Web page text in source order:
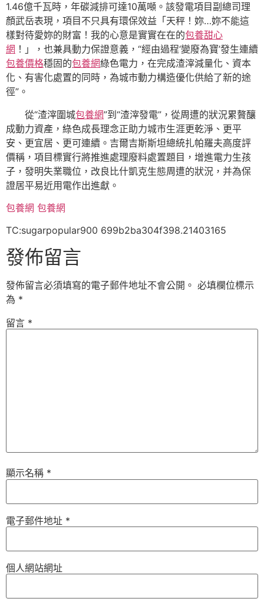
1.46億千瓦時，年碳減排可達10萬噸。該發電項目副總司理
顏武岳表現，項目不只具有環保效益「天秤！妳…妳不能這
樣對待愛妳的財富！我的心意是實實在在的包養甜心
網 ！」，也兼具動力保證意義，“經由過程‘變廢為寶’發生連續
包養價格穩固的包養網綠色電力，在完成渣滓減量化、資本
化、有害化處置的同時，為城市動力構造優化供給了新的途
徑”。
從“渣滓圍城包養網”到“渣滓發電”，從周遭的狀況累贅釀
成動力資產，綠色成長理念正助力城市生涯更乾淨、更平
安、更宜居、更可連續。吉爾吉斯斯坦總統扎帕羅夫高度評
價稱，項目標實行將推進處理廢料處置題目，增進電力生孩
子，發明失業職位，改良比什凱克生態周遭的狀況，并為保
證居平易近用電作出進獻。
包養網 包養網
TC:sugarpopular900 699b2ba304f398.21403165
發佈留言
發佈留言必須填寫的電子郵件地址不會公開。 必填欄位標示
為 *
留言 *
顯示名稱 *
電子郵件地址 *
個人網站網址